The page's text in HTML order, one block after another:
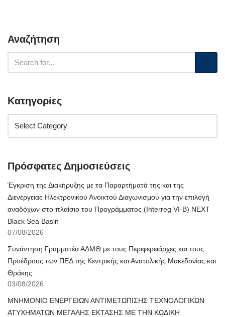
Αναζήτηση
Κατηγορίες
Πρόσφατες Δημοσιεύσεις
Έγκριση της Διακήρυξης με τα Παραρτήματά της και της
Διενέργειας Ηλεκτρονικού Ανοικτού Διαγωνισμού για την επιλογή
αναδόχων στο πλαίσιο του Προγράμματος (Interreg VI-B) NEXT
Black Sea Basin
07/08/2026
Συνάντηση Γραμματέα ΑΔΜΘ με τους Περιφερειάρχες και τους
Προέδρους των ΠΕΔ της Κεντρικής και Ανατολικής Μακεδονίας και
Θράκης
03/08/2026
ΜΝΗΜΟΝΙΟ ΕΝΕΡΓΕΙΩΝ ΑΝΤΙΜΕΤΩΠΙΣΗΣ ΤΕΧΝΟΛΟΓΙΚΩΝ
ΑΤΥΧΗΜΑΤΩΝ ΜΕΓΑΛΗΣ ΕΚΤΑΣΗΣ ΜΕ ΤΗΝ ΚΩΔΙΚΗ